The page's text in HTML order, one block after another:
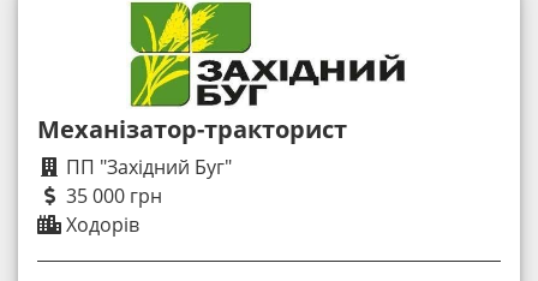
Механізатор-тракторист
ПП "Західний Буг"
35 000 грн
Ходорів